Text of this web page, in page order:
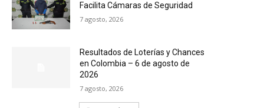
Facilita Cámaras de Seguridad
7 agosto, 2026
Resultados de Loterías y Chances
en Colombia – 6 de agosto de
2026
7 agosto, 2026